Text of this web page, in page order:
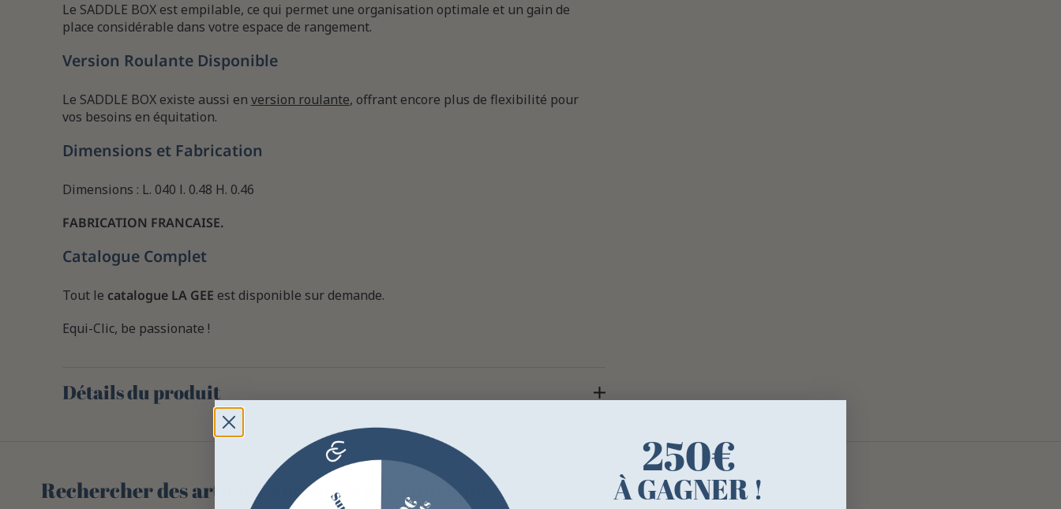
Le SADDLE BOX est empilable, ce qui permet une organisation optimale et un gain de
place considérable dans votre espace de rangement.
Version Roulante Disponible
Le SADDLE BOX existe aussi en version roulante, offrant encore plus de flexibilité pour
vos besoins en équitation.
Dimensions et Fabrication
Dimensions : L. 040 l. 0.48 H. 0.46
FABRICATION FRANCAISE.
Catalogue Complet
Tout le catalogue LA GEE est disponible sur demande.
Equi-Clic, be passionate !
Détails du produit
Rechercher des articles similaires par rubrique :
250€
À GAGNER !